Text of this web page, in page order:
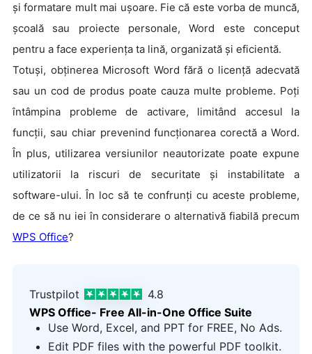
și formatare mult mai ușoare. Fie că este vorba de muncă,
școală sau proiecte personale, Word este conceput
pentru a face experiența ta lină, organizată și eficientă.
Totuși, obținerea Microsoft Word fără o licență adecvată
sau un cod de produs poate cauza multe probleme. Poți
întâmpina probleme de activare, limitând accesul la
funcții, sau chiar prevenind funcționarea corectă a Word.
În plus, utilizarea versiunilor neautorizate poate expune
utilizatorii la riscuri de securitate și instabilitate a
software-ului. În loc să te confrunți cu aceste probleme,
de ce să nu iei în considerare o alternativă fiabilă precum
WPS Office?
Trustpilot
4.8
WPS Office- Free All-in-One Office Suite
Use Word, Excel, and PPT for FREE, No Ads.
Edit PDF files with the powerful PDF toolkit.